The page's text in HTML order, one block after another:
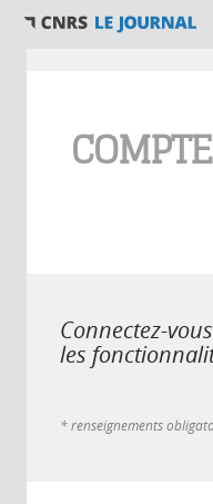
Connectez-
les
* renseignements